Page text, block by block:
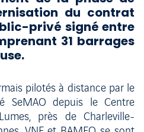
du contrat
privé signé entre
31 barrages
pilotés à distance par le
SeMAO depuis le Centre
près de Charleville-